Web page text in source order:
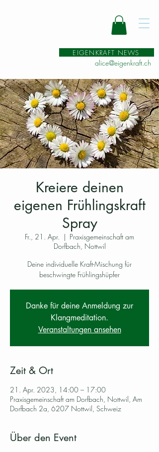
EIGENKRAFT NEWS
alice@eigenkraft.ch
Kreiere deinen
eigenen Frühlingskraft
Spray
Fr., 21. Apr.
  |
Praxisgemeinschaft am
Dorfbach, Nottwil
Deine individuelle Kraft-Mischung für
beschwingte Frühlingshüpfer
Danke für deine Anmeldung zur
Klangmeditation.
Veranstaltungen ansehen
Zeit & Ort
21. Apr. 2023, 14:00 – 17:00
Praxisgemeinschaft am Dorfbach, Nottwil, Am
Dorfbach 2a, 6207 Nottwil, Schweiz
Über den Event